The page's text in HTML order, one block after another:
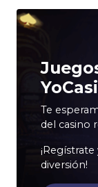
Te
del casino
diversión!